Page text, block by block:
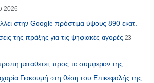
2026
στην Google πρόστιμα ύψους 890 εκατ.
της πράξης για τις ψηφιακές αγορές 23
μεταθέτει, προς το συμφέρον της
Γιακουμή στη θέση του Επικεφαλής της